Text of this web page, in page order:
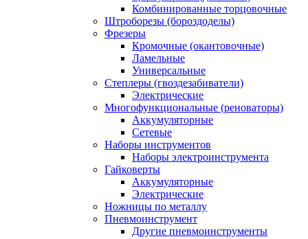
Комбинированные торцовочные
Штроборезы (бороздоделы)
Фрезеры
Кромочные (окантовочные)
Ламельные
Универсальные
Степлеры (гвоздезабиватели)
Электрические
Многофункциональные (реноваторы)
Аккумуляторные
Сетевые
Наборы инструментов
Наборы электроинструмента
Гайковерты
Аккумуляторные
Электрические
Ножницы по металлу
Пневмоинструмент
Другие пневмоинструменты